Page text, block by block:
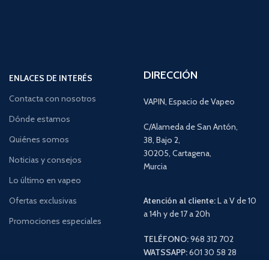
ENLACES DE INTERÉS
Contacta con nosotros
Dónde estamos
Quiénes somos
Noticias y consejos
Lo último en vapeo
Ofertas exclusivas
Promociones especiales
DIRECCIÓN
VAPIN, Espacio de Vapeo
C/Alameda de San Antón,
38, Bajo 2,
30205, Cartagena,
Murcia
Atención al cliente:L a V de 10
a 14h y de 17 a 20h
TELÉFONO:968 312 702
WATSSAPP:601 30 58 28